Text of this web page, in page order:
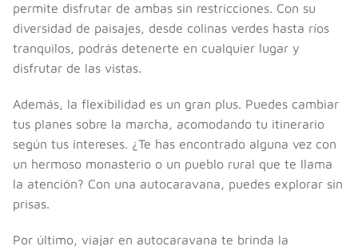
permite disfrutar de ambas sin restricciones. Con su
diversidad de paisajes, desde colinas verdes hasta ríos
tranquilos, podrás detenerte en cualquier lugar y
disfrutar de las vistas.
Además, la flexibilidad es un gran plus. Puedes cambiar
tus planes sobre la marcha, acomodando tu itinerario
según tus intereses. ¿Te has encontrado alguna vez con
un hermoso monasterio o un pueblo rural que te llama
la atención? Con una autocaravana, puedes explorar sin
prisas.
Por último, viajar en autocaravana te brinda la